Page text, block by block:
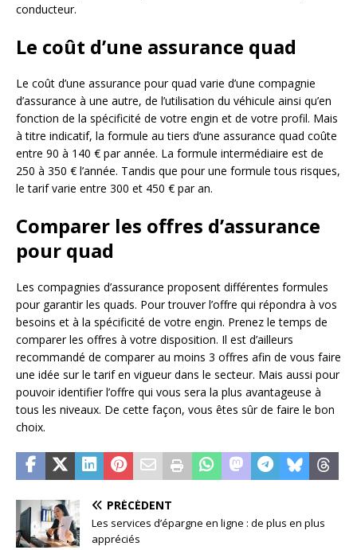
conducteur.
Le coût d’une assurance quad
Le coût d’une assurance pour quad varie d’une compagnie
d’assurance à une autre, de l’utilisation du véhicule ainsi qu’en
fonction de la spécificité de votre engin et de votre profil. Mais
à titre indicatif, la formule au tiers d’une assurance quad coûte
entre 90 à 140 € par année. La formule intermédiaire est de
250 à 350 € l’année. Tandis que pour une formule tous risques,
le tarif varie entre 300 et 450 € par an.
Comparer les offres d’assurance
pour quad
Les compagnies d’assurance proposent différentes formules
pour garantir les quads. Pour trouver l’offre qui répondra à vos
besoins et à la spécificité de votre engin. Prenez le temps de
comparer les offres à votre disposition. Il est d’ailleurs
recommandé de comparer au moins 3 offres afin de vous faire
une idée sur le tarif en vigueur dans le secteur. Mais aussi pour
pouvoir identifier l’offre qui vous sera la plus avantageuse à
tous les niveaux. De cette façon, vous êtes sûr de faire le bon
choix.
PRÉCÉDENT
Les services d’épargne en ligne : de plus en plus
appréciés